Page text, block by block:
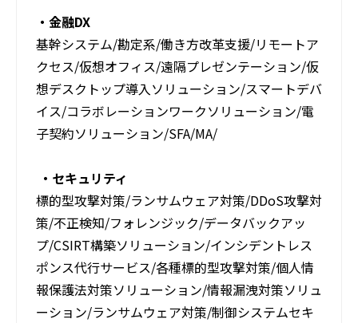
・金融DX​
基幹システム/勘定系/働き方改革支援/リモートア
クセス/仮想オフィス/遠隔プレゼンテーション/仮
想デスクトップ導入ソリューション/スマートデバ
イス/コラボレーションワークソリューション/電
子契約ソリューション/SFA/MA/
・セキュリティ
標的型攻撃対策/ランサムウェア対策/DDoS攻​撃対
策/不正検知/フォレンジック/データバッ​クアッ
プ/CSIRT構築ソリューション/インシデ​ントレス
ポンス代行サービス/各種標的型攻撃対​策/個人情
報保護法対策ソリューション/情報漏​洩対策ソリュ
ーション/ランサムウェア対策/制​御システムセキ